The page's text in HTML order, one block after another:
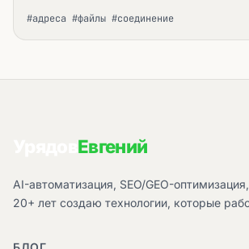
#адреса #файлы #соединение
Евгений
AI-автоматизация, SEO/GEO-
20+ лет создаю технологии, которые